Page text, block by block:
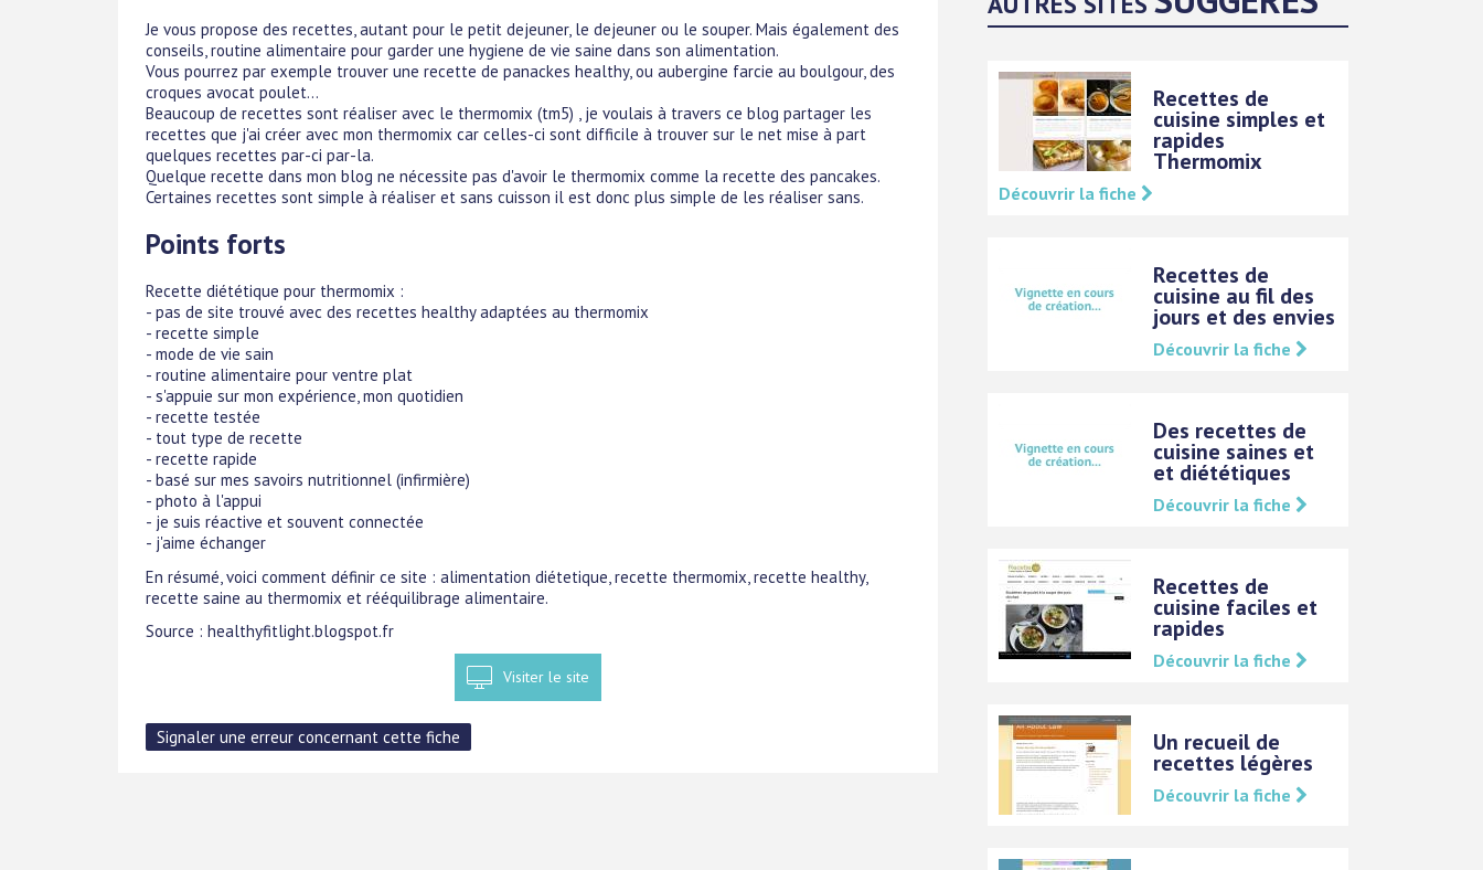
Je vous propose des recettes, autant pour le petit dejeuner, le dejeuner ou le souper. Mais également des
conseils, routine alimentaire pour garder une hygiene de vie saine dans son alimentation.
Vous pourrez par exemple trouver une recette de panackes healthy, ou aubergine farcie au boulgour, des
croques avocat poulet...
Beaucoup de recettes sont réaliser avec le thermomix (tm5) , je voulais à travers ce blog partager les
recettes que j'ai créer avec mon thermomix car celles-ci sont difficile à trouver sur le net mise à part
quelques recettes par-ci par-la.
Quelque recette dans mon blog ne nécessite pas d'avoir le thermomix comme la recette des pancakes.
Certaines recettes sont simple à réaliser et sans cuisson il est donc plus simple de les réaliser sans.
Points forts
Recette diététique pour thermomix :
- pas de site trouvé avec des recettes healthy adaptées au thermomix
- recette simple
- mode de vie sain
- routine alimentaire pour ventre plat
- s'appuie sur mon expérience, mon quotidien
- recette testée
- tout type de recette
- recette rapide
- basé sur mes savoirs nutritionnel (infirmière)
- photo à l'appui
- je suis réactive et souvent connectée
- j'aime échanger
En résumé, voici comment définir ce site : alimentation diétetique, recette thermomix, recette healthy,
recette saine au thermomix et rééquilibrage alimentaire.
Source : healthyfitlight.blogspot.fr
Visiter le site
Recettes de
cuisine simples et
rapides
Thermomix
Découvrir la fiche
Recettes de
cuisine au fil des
jours et des envies
Découvrir la fiche
Des recettes de
cuisine saines et
et diététiques
Découvrir la fiche
Recettes de
cuisine faciles et
rapides
Découvrir la fiche
Un recueil de
recettes légères
Découvrir la fiche